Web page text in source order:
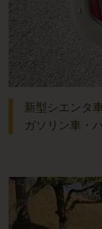
新型シエンタ
ガソリン車・